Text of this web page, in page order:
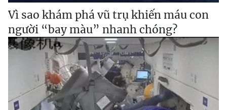
Vì sao khám phá vũ trụ khiến máu con
người “bay màu” nhanh chóng?